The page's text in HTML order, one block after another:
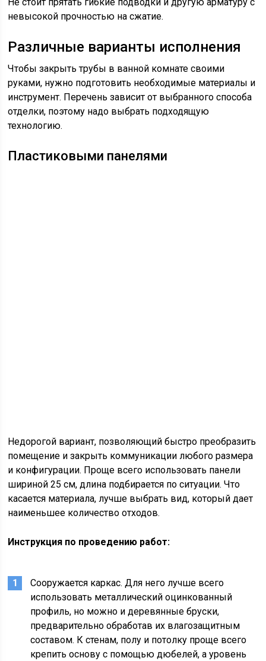
невысокой прочностью на сжатие.
Различные варианты исполнения
Чтобы закрыть трубы в ванной комнате своими
руками, нужно подготовить необходимые материалы и
инструмент. Перечень зависит от выбранного способа
отделки, поэтому надо выбрать подходящую
технологию.
Пластиковыми панелями
Недорогой вариант, позволяющий быстро преобразить
помещение и закрыть коммуникации любого размера
и конфигурации. Проще всего использовать панели
шириной 25 см, длина подбирается по ситуации. Что
касается материала, лучше выбрать вид, который дает
наименьшее количество отходов.
Инструкция по проведению работ:
Сооружается каркас. Для него лучше всего
использовать металлический оцинкованный
профиль, но можно и деревянные бруски,
предварительно обработав их влагозащитным
составом. К стенам, полу и потолку проще всего
крепить основу с помощью дюбелей, а уровень